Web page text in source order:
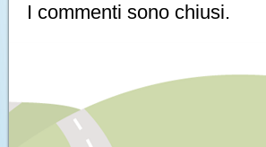
I commenti sono chiusi.